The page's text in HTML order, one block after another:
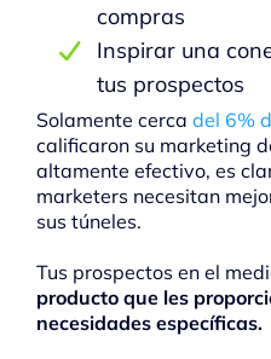
compras
Inspirar una
tus prospectos
Solamente cerca del 6%
calificaron su marketing
altamente efectivo, es
marketers necesitan
sus túneles.
Tus prospectos en el
producto que les
necesidades específicas.